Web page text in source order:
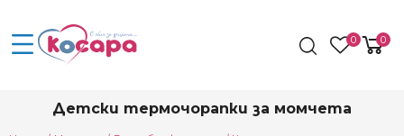
0 0
Детски термочорапки за момчета